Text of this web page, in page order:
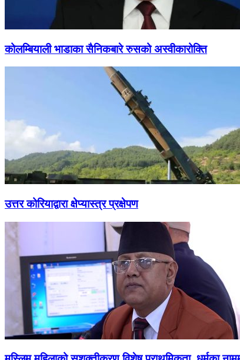
कोलम्बियाली भाडाका सैनिकबारे रुसको अस्वीकारोक्ति
उत्तर कोरियाद्वारा क्षेप्यास्त्र प्रक्षेपण